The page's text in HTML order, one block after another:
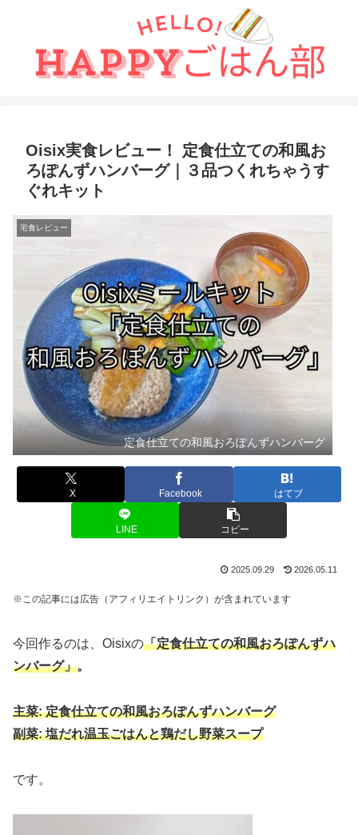
Oisix実食レビュー！ 定食仕立ての和風お
ろぽんずハンバーグ｜３品つくれちゃうす
ぐれキット
宅食レビュー
定食仕立ての和風おろぽんずハンバーグ
X Facebook はてブ
LINE コピー
2025.09.29 2026.05.11
※この記事には広告（アフィリエイトリンク）が含まれています
今回作るのは、Oisixの「定食仕立ての和風おろぽんずハ
ンバーグ」。
主菜: 定食仕立ての和風おろぽんずハンバーグ
副菜: 塩だれ温玉ごはんと鶏だし野菜スープ
です。